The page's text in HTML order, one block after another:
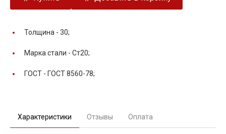
Толщина - 30;
Марка стали - Ст20;
ГОСТ - ГОСТ 8560-78;
Характеристики Отзывы Оплата